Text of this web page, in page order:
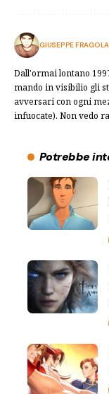
GIUSEPPE FRAGOLA
Dall'ormai lontano
mando in visibilio gli
avversari con ogni
infuocate). Non vedo
Potrebbe